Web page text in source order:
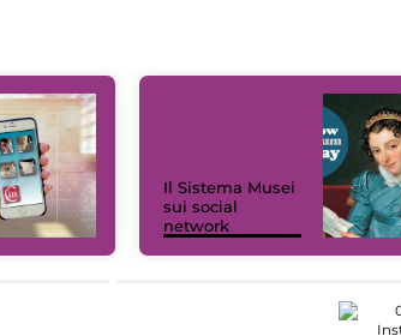
Il Sistema Musei
sui social
network